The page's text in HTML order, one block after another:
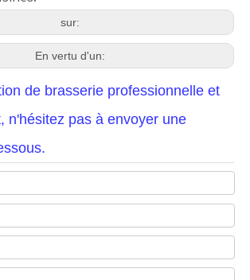
sur:
En vertu d'un:
de brasserie professionnelle et
n'hésitez pas à envoyer une